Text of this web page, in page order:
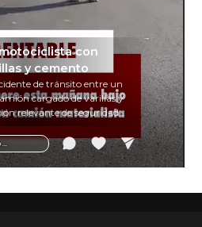
con
y cemento
de tránsito entre un
cargado de varillas y
relevante de seguridad
para motociclistas.